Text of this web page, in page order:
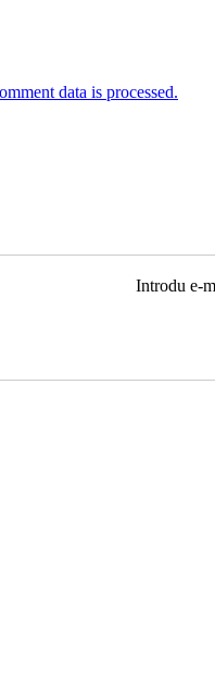
data is processed.
Introdu e-